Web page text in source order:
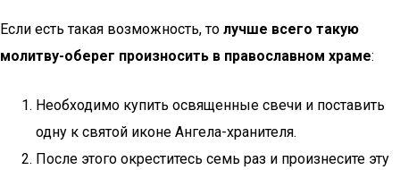
Если есть такая возможность, то лучше всего такую
молитву-оберег произносить в православном храме:
Необходимо купить освященные свечи и поставить
одну к святой иконе Ангела-хранителя.
После этого окреститесь семь раз и произнесите эту